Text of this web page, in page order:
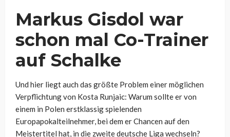
Markus Gisdol war
schon mal Co-Trainer
auf Schalke
Und hier liegt auch das größte Problem einer möglichen
Verpflichtung von Kosta Runjaic: Warum sollte er von
einem in Polen erstklassig spielenden
Europapokalteilnehmer, bei dem er Chancen auf den
Meistertitel hat, in die zweite deutsche Liga wechseln?